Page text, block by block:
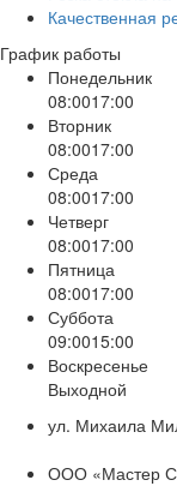
Качественная
График работы
Понедельник
08:0017:00
Вторник
08:0017:00
Среда
08:0017:00
Четверг
08:0017:00
Пятница
08:0017:00
Суббота
09:0015:00
Воскресенье
Выходной
ул. Михаила
ООО «Мастер